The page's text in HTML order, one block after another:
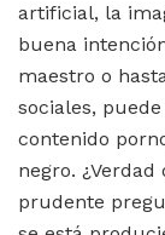
artificial, la
buena
maestro o
sociales,
contenido
negro.
prudente